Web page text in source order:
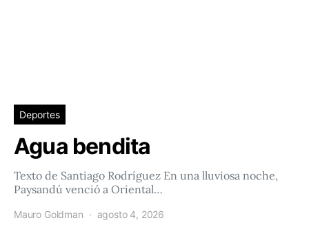
Deportes
Agua bendita
Texto de Santiago Rodríguez En una lluviosa noche,
Paysandú venció a Oriental…
Mauro Goldman agosto 4, 2026